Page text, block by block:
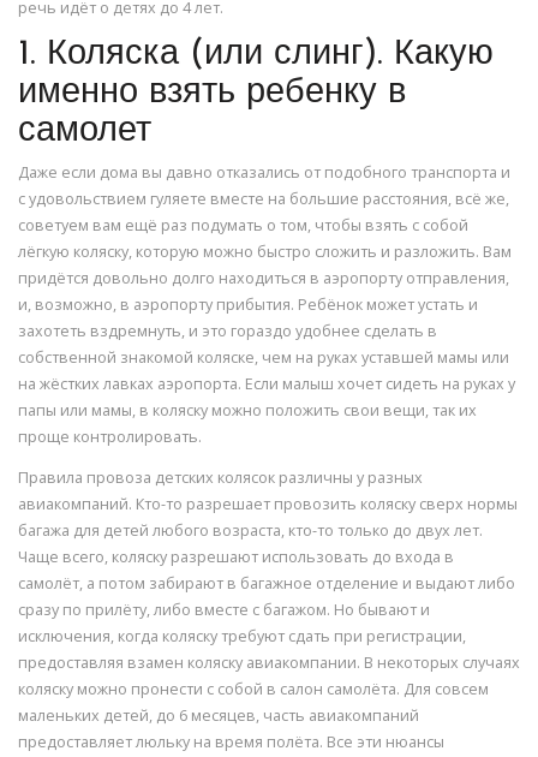
речь идёт о детях до 4 лет.
1. Коляска (или слинг). Какую
именно взять ребенку в
самолет
Даже если дома вы давно отказались от подобного транспорта и
с удовольствием гуляете вместе на большие расстояния, всё же,
советуем вам ещё раз подумать о том, чтобы взять с собой
лёгкую коляску, которую можно быстро сложить и разложить. Вам
придётся довольно долго находиться в аэропорту отправления,
и, возможно, в аэропорту прибытия. Ребёнок может устать и
захотеть вздремнуть, и это гораздо удобнее сделать в
собственной знакомой коляске, чем на руках уставшей мамы или
на жёстких лавках аэропорта. Если малыш хочет сидеть на руках у
папы или мамы, в коляску можно положить свои вещи, так их
проще контролировать.
Правила провоза детских колясок различны у разных
авиакомпаний. Кто-то разрешает провозить коляску сверх нормы
багажа для детей любого возраста, кто-то только до двух лет.
Чаще всего, коляску разрешают использовать до входа в
самолёт, а потом забирают в багажное отделение и выдают либо
сразу по прилёту, либо вместе с багажом. Но бывают и
исключения, когда коляску требуют сдать при регистрации,
предоставляя взамен коляску авиакомпании. В некоторых случаях
коляску можно пронести с собой в салон самолёта. Для совсем
маленьких детей, до 6 месяцев, часть авиакомпаний
предоставляет люльку на время полёта. Все эти нюансы